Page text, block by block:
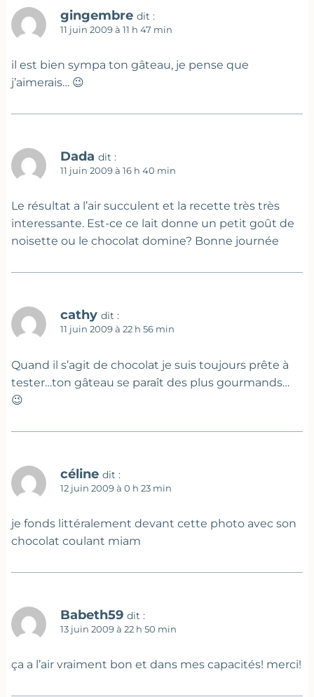
gingembre dit :
11 juin 2009 à 11 h 47 min
il est bien sympa ton gâteau, je pense que
j’aimerais… 😉
Dada dit :
11 juin 2009 à 16 h 40 min
Le résultat a l’air succulent et la recette très très
interessante. Est-ce ce lait donne un petit goût de
noisette ou le chocolat domine? Bonne journée
cathy dit :
11 juin 2009 à 22 h 56 min
Quand il s’agit de chocolat je suis toujours prête à
tester…ton gâteau se paraît des plus gourmands…
😉
céline dit :
12 juin 2009 à 0 h 23 min
je fonds littéralement devant cette photo avec son
chocolat coulant miam
Babeth59 dit :
13 juin 2009 à 22 h 50 min
ça a l’air vraiment bon et dans mes capacités! merci!